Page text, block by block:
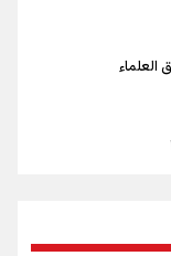
العلماء